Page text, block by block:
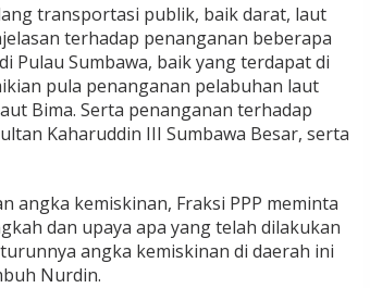
transportasi publik, baik darat, laut
terhadap penanganan beberapa
Pulau Sumbawa, baik yang terdapat di
pula penanganan pelabuhan laut
Bima. Serta penanganan terhadap
Kaharuddin III Sumbawa Besar, serta
angka kemiskinan, Fraksi PPP meminta
dan upaya apa yang telah dilakukan
angka kemiskinan di daerah ini
Nurdin.